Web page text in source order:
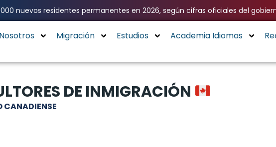
nuevos residentes permanentes en 2026, según cifras oficiales del
Nosotros Migración Estudios Academia Idiomas
DE INMIGRACIÓN
CANADIENSE